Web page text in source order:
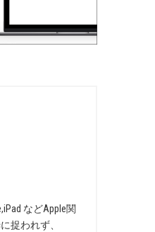
などApple関
捉われず、